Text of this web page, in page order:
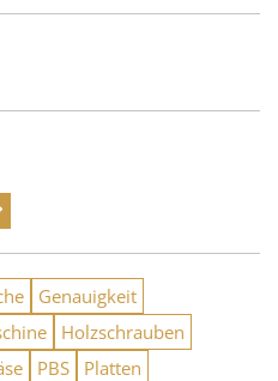
Genauigkeit
Holzschrauben
PBS
Platten